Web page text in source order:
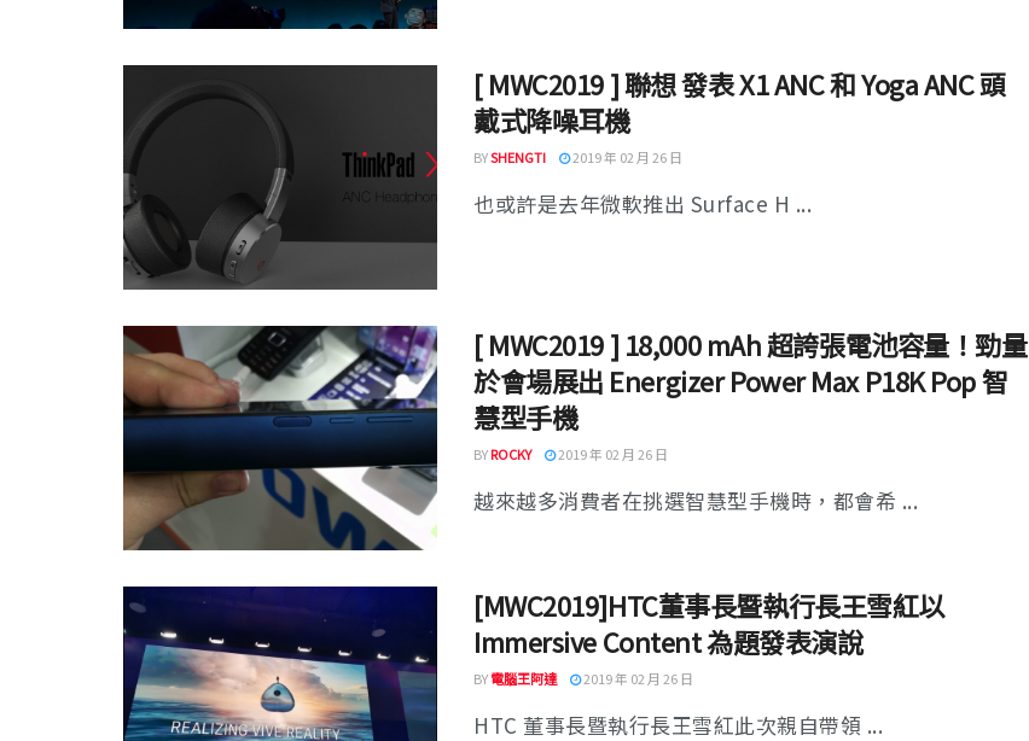
[ MWC2019 ] 聯想 發表 X1 ANC 和 Yoga ANC 頭
戴式降噪耳機
BYSHENGTI 2019 年 02 月 26 日
也或許是去年微軟推出 Surface H ...
[ MWC2019 ] 18,000 mAh 超誇張電池容量！勁量
於會場展出 Energizer Power Max P18K Pop 智
慧型手機
BYROCKY 2019 年 02 月 26 日
越來越多消費者在挑選智慧型手機時，都會希 ...
[MWC2019]HTC董事長暨執行長王雪紅以
Immersive Content 為題發表演說
BY電腦王阿達 2019 年 02 月 26 日
HTC 董事長暨執行長王雪紅此次親自帶領 ...